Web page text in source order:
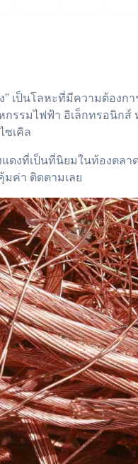
เป็นโลหะที่มีความต้องก
รรมไฟฟ้า อิเล็กทรอนิกส์
ซเคิล
งที่เป็นที่นิยมในท้องตลา
มค่า ติดตามเลย